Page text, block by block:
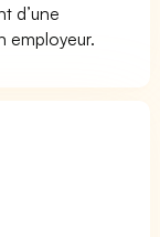
d’une
employeur.